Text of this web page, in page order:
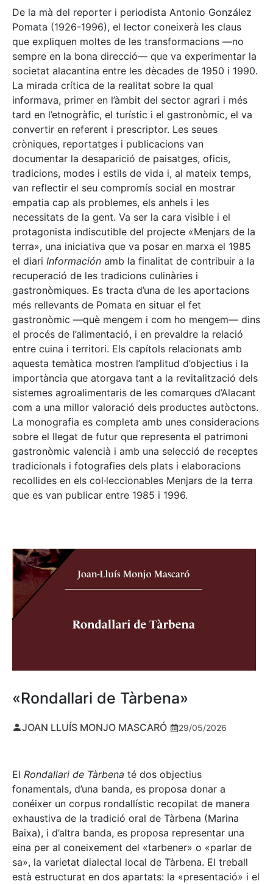
De la mà del reporter i periodista Antonio González
Pomata (1926-1996), el lector coneixerà les claus
que expliquen moltes de les transformacions —no
sempre en la bona direcció— que va experimentar la
societat alacantina entre les dècades de 1950 i 1990.
La mirada crítica de la realitat sobre la qual
informava, primer en l’àmbit del sector agrari i més
tard en l’etnogràfic, el turístic i el gastronòmic, el va
convertir en referent i prescriptor. Les seues
cròniques, reportatges i publicacions van
documentar la desaparició de paisatges, oficis,
tradicions, modes i estils de vida i, al mateix temps,
van reflectir el seu compromís social en mostrar
empatia cap als problemes, els anhels i les
necessitats de la gent. Va ser la cara visible i el
protagonista indiscutible del projecte «Menjars de la
terra», una iniciativa que va posar en marxa el 1985
el diari Información amb la finalitat de contribuir a la
recuperació de les tradicions culinàries i
gastronòmiques. Es tracta d’una de les aportacions
més rellevants de Pomata en situar el fet
gastronòmic —què mengem i com ho mengem— dins
el procés de l’alimentació, i en prevaldre la relació
entre cuina i territori. Els capítols relacionats amb
aquesta temàtica mostren l’amplitud d’objectius i la
importància que atorgava tant a la revitalització dels
sistemes agroalimentaris de les comarques d’Alacant
com a una millor valoració dels productes autòctons.
La monografia es completa amb unes consideracions
sobre el llegat de futur que representa el patrimoni
gastronòmic valencià i amb una selecció de receptes
tradicionals i fotografies dels plats i elaboracions
recollides en els col·leccionables Menjars de la terra
que es van publicar entre 1985 i 1996.
«Rondallari de Tàrbena»
JOAN LLUÍS MONJO MASCARÓ 29/05/2026
El Rondallari de Tàrbena té dos objectius
fonamentals, d’una banda, es proposa donar a
conéixer un corpus rondallístic recopilat de manera
exhaustiva de la tradició oral de Tàrbena (Marina
Baixa), i d’altra banda, es proposa representar una
eina per al coneixement del «tarbener» o «parlar de
sa», la varietat dialectal local de Tàrbena. El treball
està estructurat en dos apartats: la «presentació» i el